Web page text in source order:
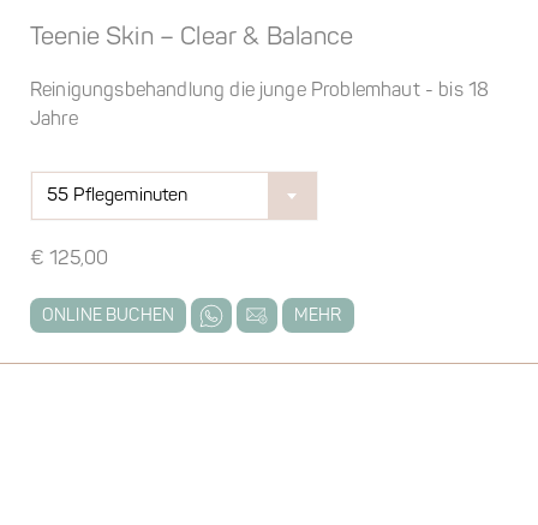
Teenie Skin – Clear & Balance
Reinigungsbehandlung die junge Problemhaut - bis 18
Jahre
55 Pflegeminuten
€ 125,00
ONLINE BUCHEN MEHR